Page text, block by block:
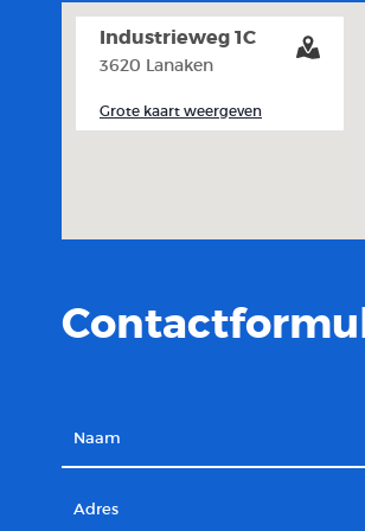
Industrieweg 1C
3620 Lanaken
Grote kaart weergeven